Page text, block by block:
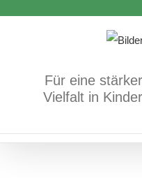
Für eine
Vielfalt in